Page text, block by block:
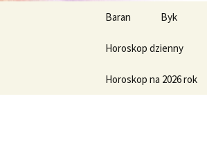
treści
Baran Byk
Horoskop dzienny
Horoskop na 2026 rok